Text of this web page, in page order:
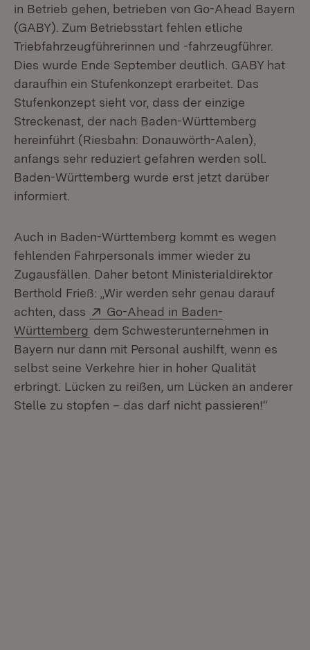
in Betrieb gehen, betrieben von Go-Ahead Bayern
(GABY). Zum Betriebsstart fehlen etliche
Triebfahrzeugführerinnen und -fahrzeugführer.
Dies wurde Ende September deutlich. GABY hat
daraufhin ein Stufenkonzept erarbeitet. Das
Stufenkonzept sieht vor, dass der einzige
Streckenast, der nach Baden-Württemberg
hereinführt (Riesbahn: Donauwörth-Aalen),
anfangs sehr reduziert gefahren werden soll.
Baden-Württemberg wurde erst jetzt darüber
informiert.
Auch in Baden-Württemberg kommt es wegen
fehlenden Fahrpersonals immer wieder zu
Zugausfällen. Daher betont Ministerialdirektor
Berthold Frieß: „Wir werden sehr genau darauf
achten, dass
Extern:
Go-Ahead in Baden-
Württemberg (Öffnet in neuem Fenster)
dem Schwesterunternehmen in
Bayern nur dann mit Personal aushilft, wenn es
selbst seine Verkehre hier in hoher Qualität
erbringt. Lücken zu reißen, um Lücken an anderer
Stelle zu stopfen – das darf nicht passieren!“